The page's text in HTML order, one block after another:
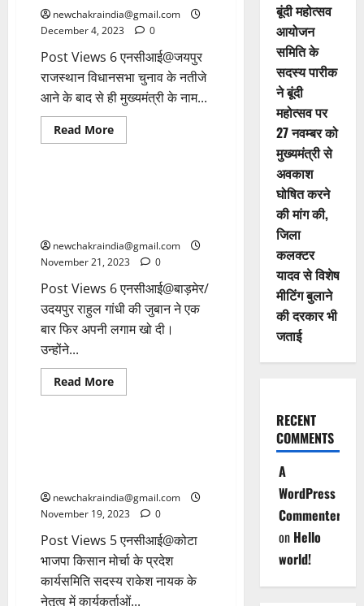
newchakraindia@gmail.com
December 4, 2023
0
Post Views 6 एनसीआई@जयपुर
राजस्थान विधानसभा चुनाव के नतीजे
आने के बाद‌ से ही मुख्यमंत्री के नाम...
Read More
National POLITICS
newchakraindia@gmail.com
November 21, 2023
0
Post Views 6 एनसीआई@बाड़मेर/
उदयपुर राहुल गांधी की जुबान ने एक
बार फिर अपनी लगाम खो दी।
उन्होंने...
Read More
POLITICS RAJASTHAN
newchakraindia@gmail.com
November 19, 2023
0
Post Views 5 एनसीआई@कोटा
भाजपा किसान मोर्चा के प्रदेश
कार्यसमिति सदस्य राकेश नायक के
नेतृत्व में कार्यकर्ताओं...
बूंदी महोत्सव
आयोजन
समिति के
सदस्य पारीक
ने बूंदी
महोत्सव पर
27 नवम्बर को
मुख्यमंत्री से
अवकाश
घोषित करने
की मांग की,
जिला
कलक्टर
यादव से विशेष
मीटिंग बुलाने
की दरकार भी
जताई
RECENT
COMMENTS
A
WordPress
Commenter
on Hello
world!